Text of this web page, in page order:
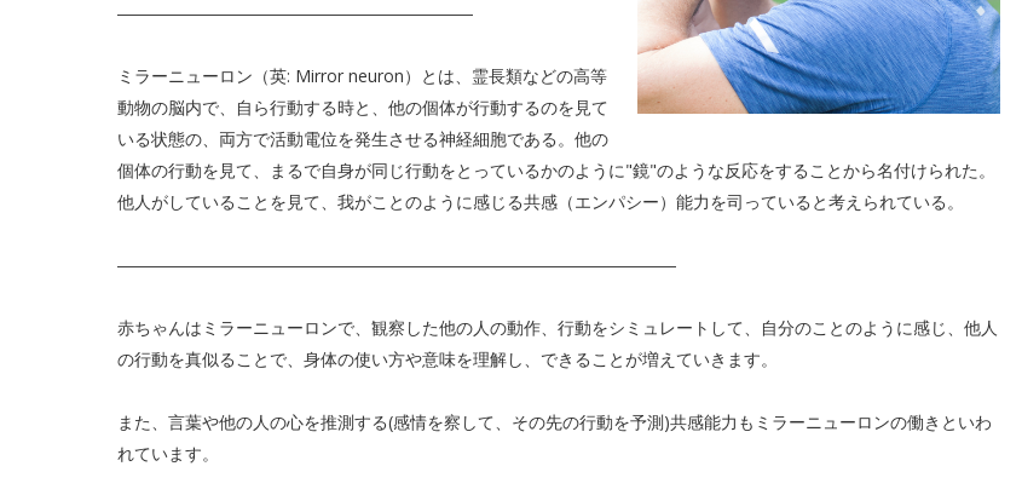
―――――――――――――――――――――
ミラーニューロン（英: Mirror neuron）とは、霊長類などの高等
動物の脳内で、自ら行動する時と、他の個体が行動するのを見て
いる状態の、両方で活動電位を発生させる神経細胞である。他の
個体の行動を見て、まるで自身が同じ行動をとっているかのように"鏡"のような反応をすることから名付けられた。
他人がしていることを見て、我がことのように感じる共感（エンパシー）能力を司っていると考えられている。
―――――――――――――――――――――――――――――――――
赤ちゃんはミラーニューロンで、観察した他の人の動作、行動をシミュレートして、自分のことのように感じ、他人
の行動を真似ることで、身体の使い方や意味を理解し、できることが増えていきます。
また、言葉や他の人の心を推測する(感情を察して、その先の行動を予測)共感能力もミラーニューロンの働きといわ
れています。